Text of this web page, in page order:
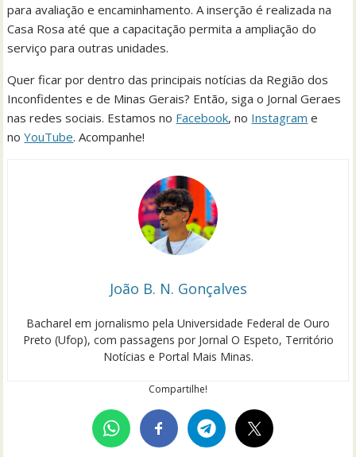
para avaliação e encaminhamento. A inserção é realizada na
Casa Rosa até que a capacitação permita a ampliação do
serviço para outras unidades.
Quer ficar por dentro das principais notícias da Região dos
Inconfidentes e de Minas Gerais? Então, siga o Jornal Geraes
nas redes sociais. Estamos no Facebook, no Instagram e
noYouTube. Acompanhe!
João B. N. Gonçalves
Bacharel em jornalismo pela Universidade Federal de Ouro
Preto (Ufop), com passagens por Jornal O Espeto, Território
Notícias e Portal Mais Minas.
Compartilhe!